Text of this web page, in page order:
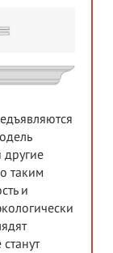
другие
таким
и